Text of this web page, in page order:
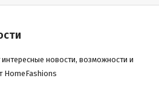
новости, возможности и
HomeFashions